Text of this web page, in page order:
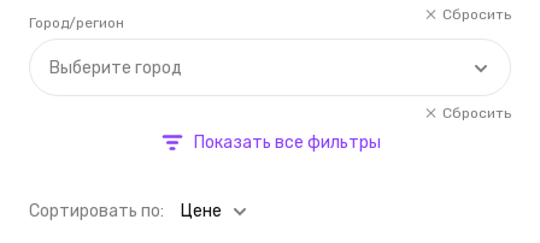
Сбросить
Выберите город
Город/регион
Сбросить
Показать все фильтры
Cортировать по: Цене